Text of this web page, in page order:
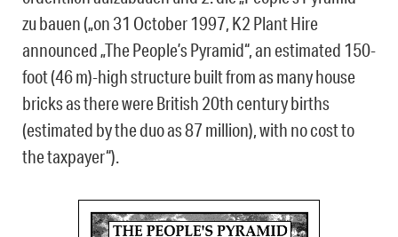
zu bauen („on 31 October 1997, K2 Plant Hire
announced „The People’s Pyramid“, an estimated 150-
foot (46 m)-high structure built from as many house
bricks as there were British 20th century births
(estimated by the duo as 87 million), with no cost to
the taxpayer“).